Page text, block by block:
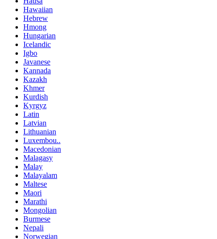
Hawaiian
Hebrew
Hmong
Hungarian
Icelandic
Igbo
Javanese
Kannada
Kazakh
Khmer
Kurdish
Kyrgyz
Latin
Latvian
Lithuanian
Luxembou..
Macedonian
Malagasy
Malay
Malayalam
Maltese
Maori
Marathi
Mongolian
Burmese
Nepali
Norwegian